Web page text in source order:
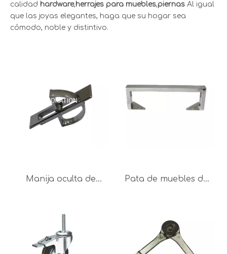
calidad hardware,herrajes para muebles,piernas Al igual
que las joyas elegantes, haga que su hogar sea
cómodo, noble y distintivo.
Manija oculta de
Hanlde, manija de
tatami, suministro de
fábrica
Pata de muebles de